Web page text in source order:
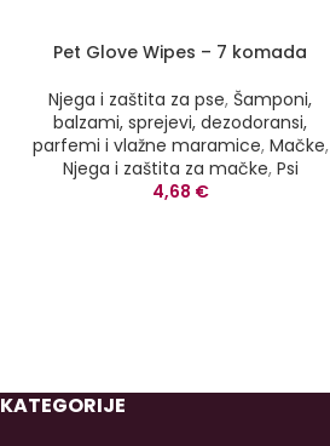
Pet Glove Wipes – 7 komada
Njega i zaštita za pse, Šamponi,
balzami, sprejevi, dezodoransi,
parfemi i vlažne maramice, Mačke,
Njega i zaštita za mačke, Psi
4,68 €
KATEGORIJE